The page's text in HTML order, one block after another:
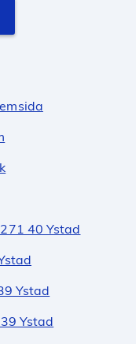
40 Ystad
Ystad
Ystad